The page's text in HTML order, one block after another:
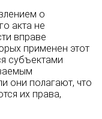
о
акта не
вправе
применен этот
субъектами
они полагают, что
их права,